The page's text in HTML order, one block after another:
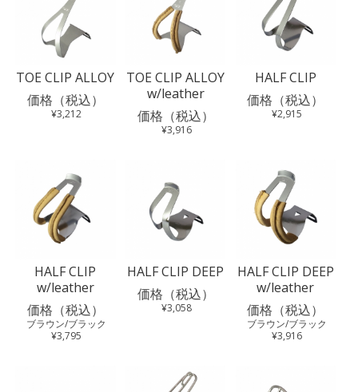
TOE CLIP ALLOY
価格（税込）
¥3,212
TOE CLIP ALLOY
w/leather
価格（税込）
¥3,916
HALF CLIP
価格（税込）
¥2,915
HALF CLIP
w/leather
価格（税込）
ブラウン/ブラック
¥3,795
HALF CLIP DEEP
価格（税込）
¥3,058
HALF CLIP DEEP
w/leather
価格（税込）
ブラウン/ブラック
¥3,916